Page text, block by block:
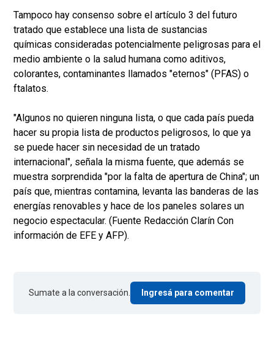
Tampoco hay consenso sobre el artículo 3 del futuro
tratado que establece una lista de sustancias
químicas consideradas potencialmente peligrosas para el
medio ambiente o la salud humana como aditivos,
colorantes, contaminantes llamados "eternos" (PFAS) o
ftalatos.
"Algunos no quieren ninguna lista, o que cada país pueda
hacer su propia lista de productos peligrosos, lo que ya
se puede hacer sin necesidad de un tratado
internacional", señala la misma fuente, que además se
muestra sorprendida "por la falta de apertura de China"; un
país que, mientras contamina, levanta las banderas de las
energías renovables y hace de los paneles solares un
negocio espectacular. (Fuente Redacción Clarín Con
información de EFE y AFP).
Sumate a la conversación. Ingresá para comentar